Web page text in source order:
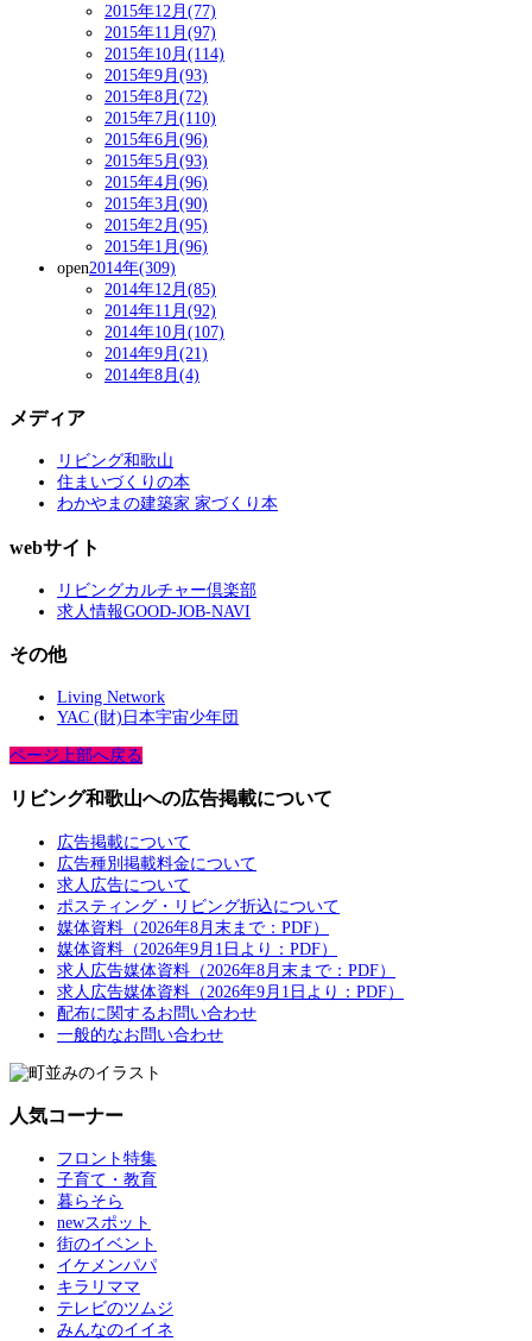
2015年12月(77)
2015年11月(97)
2015年10月(114)
2015年9月(93)
2015年8月(72)
2015年7月(110)
2015年6月(96)
2015年5月(93)
2015年4月(96)
2015年3月(90)
2015年2月(95)
2015年1月(96)
open2014年(309)
2014年12月(85)
2014年11月(92)
2014年10月(107)
2014年9月(21)
2014年8月(4)
メディア
リビング和歌山
住まいづくりの本
わかやまの建築家 家づくり本
webサイト
リビングカルチャー倶楽部
求人情報GOOD-JOB-NAVI
その他
Living Network
YAC (財)日本宇宙少年団
ページ上部へ戻る
リビング和歌山への広告掲載について
広告掲載について
広告種別掲載料金について
求人広告について
ポスティング・リビング折込について
媒体資料（2026年8月末まで：PDF）
媒体資料（2026年9月1日より：PDF）
求人広告媒体資料（2026年8月末まで：PDF）
求人広告媒体資料（2026年9月1日より：PDF）
配布に関するお問い合わせ
一般的なお問い合わせ
人気コーナー
フロント特集
子育て・教育
暮らそら
newスポット
街のイベント
イケメンパパ
キラリママ
テレビのツムジ
みんなのイイネ